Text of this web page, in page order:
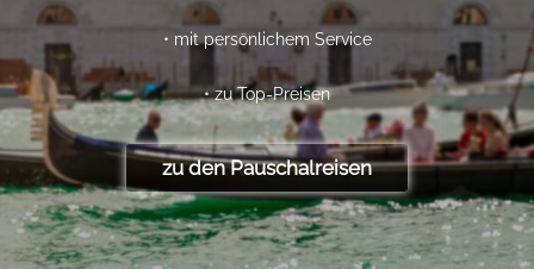
• mit persönlichem Service
• zu Top-Preisen
zu den Pauschalreisen